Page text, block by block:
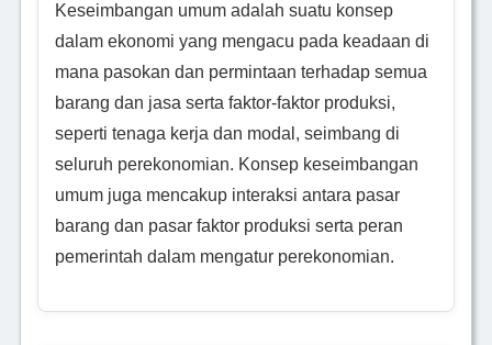
Keseimbangan umum adalah suatu konsep
dalam ekonomi yang mengacu pada keadaan di
mana pasokan dan permintaan terhadap semua
barang dan jasa serta faktor-faktor produksi,
seperti tenaga kerja dan modal, seimbang di
seluruh perekonomian. Konsep keseimbangan
umum juga mencakup interaksi antara pasar
barang dan pasar faktor produksi serta peran
pemerintah dalam mengatur perekonomian.